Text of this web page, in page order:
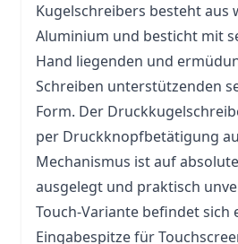
Kugelschreibers besteht aus
Aluminium und besticht mit
Hand liegenden und
Schreiben unterstützenden
Form. Der
per Druckknopfbetätigung
Mechanismus ist auf
ausgelegt und praktisch
Touch-Variante befindet sich
Eingabespitze für